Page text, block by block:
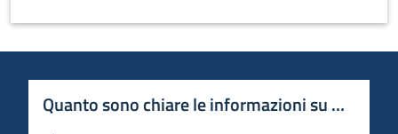
Quanto sono chiare le informazioni su questa